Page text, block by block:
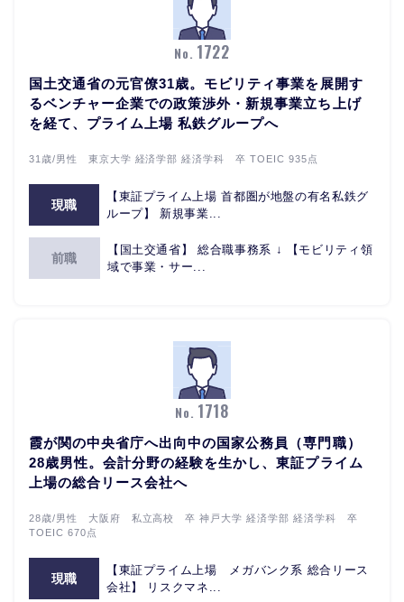
No. 1722
国土交通省の元官僚31歳。モビリティ事業を展開す
るベンチャー企業での政策渉外・新規事業立ち上げ
を経て、プライム上場 私鉄グループへ
31歳/男性 東京大学 経済学部 経済学科 卒 TOEIC 935点
現職
【東証プライム上場 首都圏が地盤の有名私鉄グ
ループ】 新規事業...
前職
【国土交通省】 総合職事務系 ↓ 【モビリティ領
域で事業・サー...
No. 1718
霞が関の中央省庁へ出向中の国家公務員（専門職）
28歳男性。会計分野の経験を生かし、東証プライム
上場の総合リース会社へ
28歳/男性 大阪府 私立高校 卒 神戸大学 経済学部 経済学科 卒
TOEIC 670点
現職
【東証プライム上場 メガバンク系 総合リース
会社】 リスクマネ...